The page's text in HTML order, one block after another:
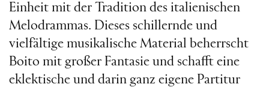
Einheit mit der Tradition des italienischen
Melodrammas. Dieses schillernde und
vielfältige musikalische Material beherrscht
Boito mit großer Fantasie und schafft eine
eklektische und darin ganz eigene Partitur